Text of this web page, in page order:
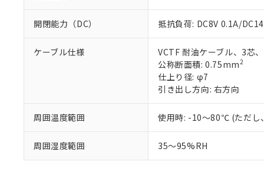
開閉能力（DC） 抵抗負荷: DC8V 0.1A/
ケーブル仕様
VCTF 耐油ケーブル、3芯
公称断面積: 0.75mm2
仕上り径: φ7
引き出し方向: 右方向
周囲温度範囲 使用時: -10～80℃ (ただし
周囲湿度範囲 35～95%RH
※1 対応状況
対応予定：EU
対応予定なし：